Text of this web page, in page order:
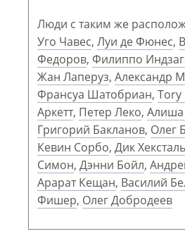
Люди с таким же
Уго Чавес, Луи де Фюнес,
Федоров, Филиппо
Жан Лаперуз, Александр
Франсуа Шатобриан, Tory
Аркетт, Петер Леко,
Григорий Бакланов, Олег
Кевин Сорбо, Дик
Симон, Дэнни Бойл,
Арарат Кещан, Василий
Фишер, Олег Добродеев